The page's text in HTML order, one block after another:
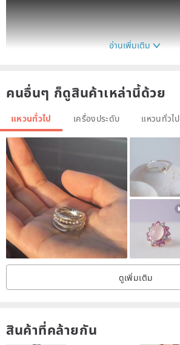
อ่านเพิ่มเติม
คนอื่นๆ ก็ดูสินค้าเหล่านี้ด้วย
แหวนทั่วไป เครื่องประดับ แหวนทั่วไป
ดูเพิ่มเติม
สินค้าที่คล้ายกัน